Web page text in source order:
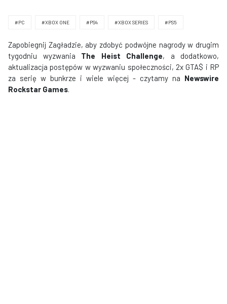
#PC #XBOX ONE #PS4 #XBOX SERIES #PS5
Zapobiegnij Zagładzie, aby zdobyć podwójne nagrody w drugim
tygodniu wyzwania The Heist Challenge, a dodatkowo,
aktualizacja postępów w wyzwaniu społeczności, 2x GTA$ i RP
za serię w bunkrze i wiele więcej - czytamy na Newswire
Rockstar Games.